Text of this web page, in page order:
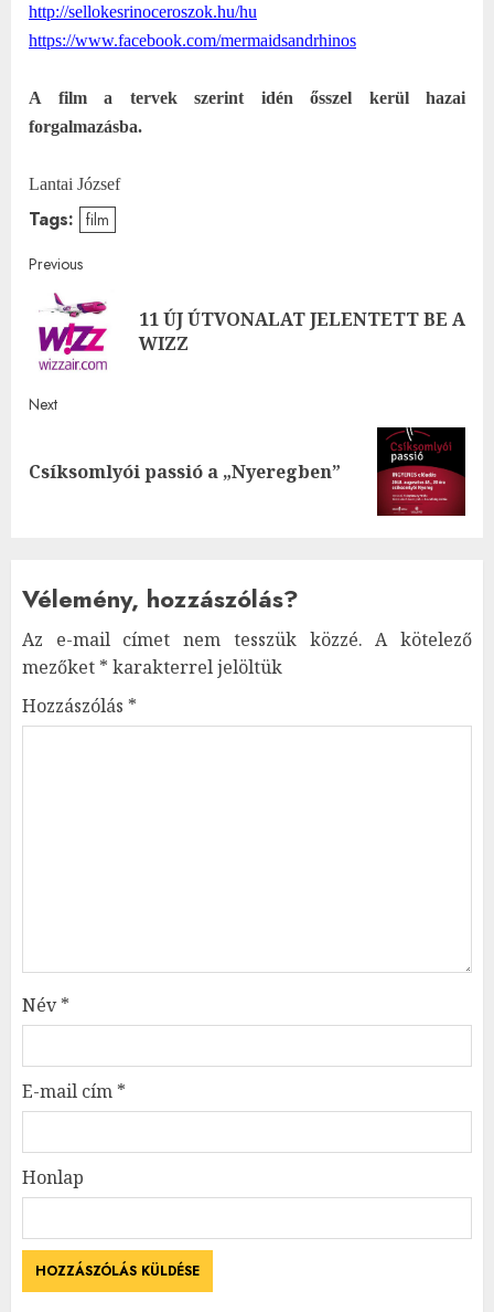
http://sellokesrinoceroszok.hu/hu
https://www.facebook.com/mermaidsandrhinos
A film a tervek szerint idén ősszel kerül hazai
forgalmazásba.
Lantai József
Tags: film
Post
navigation
Previous
11 ÚJ ÚTVONALAT JELENTETT BE A
WIZZ
Next
Next
Csíksomlyói passió a „Nyeregben”
Vélemény, hozzászólás?
Az e-mail címet nem tesszük közzé. A kötelező
mezőket * karakterrel jelöltük
Hozzászólás *
Név*
E-mail cím *
Honlap